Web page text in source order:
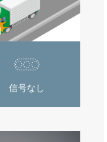
信号なし